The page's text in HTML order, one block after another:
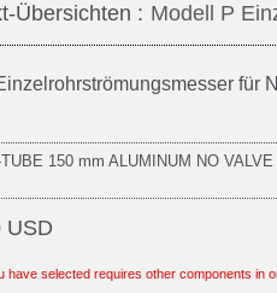
Übersichten : Modell P
für
150 mm ALUMINUM NO
USD
have selected requires other components in